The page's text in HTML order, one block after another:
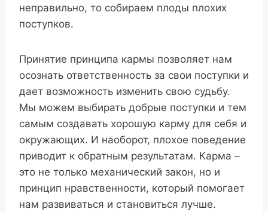
неправильно, то собираем плоды плохих
поступков.
Принятие принципа кармы позволяет нам
осознать ответственность за свои поступки и
дает возможность изменить свою судьбу.
Мы можем выбирать добрые поступки и тем
самым создавать хорошую карму для себя и
окружающих. И наоборот, плохое поведение
приводит к обратным результатам. Карма –
это не только механический закон, но и
принцип нравственности, который помогает
нам развиваться и становиться лучше.